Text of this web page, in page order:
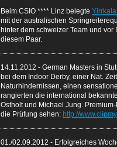
Beim CSIO **** Linz belegte
mit der australischen
hinter dem schweizer Team und
diesem Paar.
14.11.2012 - German Masters in
bei dem Indoor Derby, einer Nat.
Naturhindernissen, einen
rangierten die international
Ostholt und Michael Jung.
die Prüfung sehen: http://
01./02.09.2012 - Erfolgreiches